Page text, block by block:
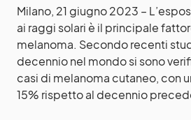
Milano, 21 giugno 2023 –
ai raggi solari è il principale
melanoma. Secondo recenti
decennio nel mondo si sono
casi di melanoma cutaneo, con
15% rispetto al decennio